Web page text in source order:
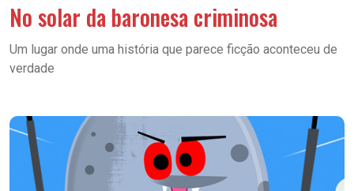
No solar da baronesa criminosa
Um lugar onde uma história que parece ficção aconteceu de
verdade